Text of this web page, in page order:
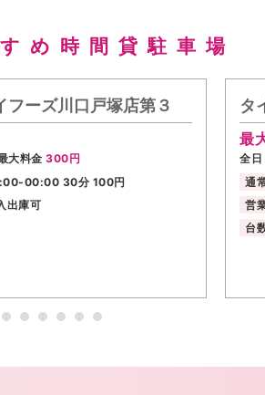
め時間貸駐車場
フーズ川口戸塚店第３
大料金 300円
00:00 30分 100円
出庫可
タ
最
全
通
営
台